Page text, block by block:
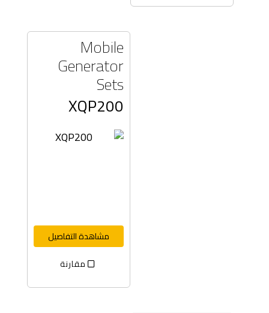
Mobile
Generator
Sets
XQP200
مشاهدة التفاصيل
مقارنة